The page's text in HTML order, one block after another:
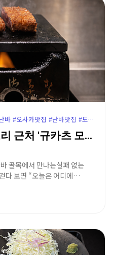
#규카츠모토무라 #규카츠모토무라난바 #오사카맛집 #난바맛집 #도톤보리맛집 #오사카규카츠 #난바규카츠 #오사카여행코스 #오사카맛집추천 #도톤보리규카츠 #난바역맛집
[오사카 맛집] 도톤보리 근처 '규카츠 모토무라 난바점…
골목에서 만나는실패 없는
다 보면 “오늘은 어디에…